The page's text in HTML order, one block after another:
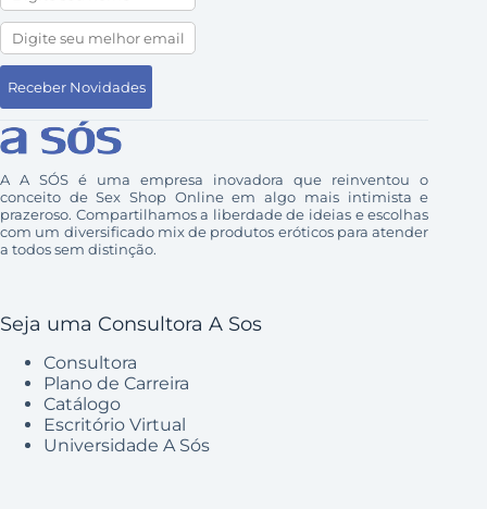
A A SÓS é uma empresa inovadora que reinventou o
conceito de Sex Shop Online em algo mais intimista e
prazeroso. Compartilhamos a liberdade de ideias e escolhas
com um diversificado mix de produtos eróticos para atender
a todos sem distinção.
Seja uma Consultora A Sos
Consultora
Plano de Carreira
Catálogo
Escritório Virtual
Universidade A Sós